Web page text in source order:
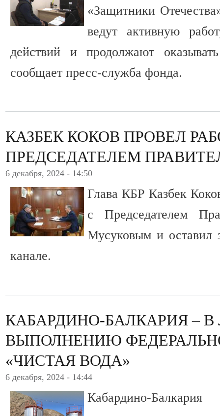
«Защитники
ведут активную
действий и продолжают
сообщает пресс-служба фонда.
КАЗБЕК КОКОВ ПРОВЕЛ
ПРЕДСЕДАТЕЛЕМ
6 декабря, 2024 - 14:50
Глава КБР Казбек
с Председателем
Мусуковым и оставил
канале.
КАБАРДИНО-БАЛКАРИЯ –
ВЫПОЛНЕНИЮ
«ЧИСТАЯ ВОДА»
6 декабря, 2024 - 14:44
Кабардино-